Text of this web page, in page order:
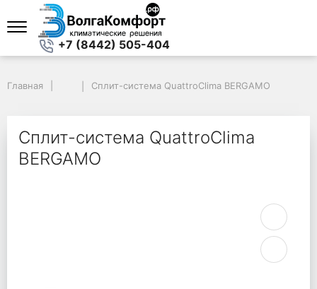
+7 (8442) 505-404
Сплит-система QuattroClima BERGAMO
Главная Сплит-система QuattroClima BERGAMO
Сплит-система QuattroClima
BERGAMO